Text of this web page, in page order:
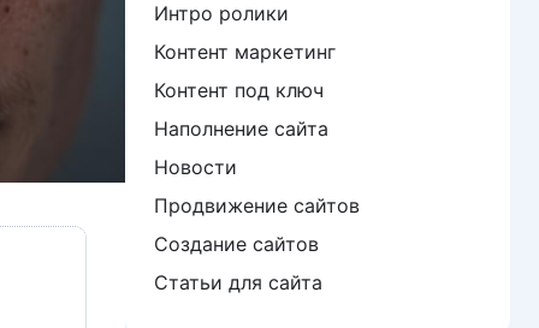
Интро ролики
Контент маркетинг
Контент под ключ
Наполнение сайта
Новости
Продвижение сайтов
Создание сайтов
Статьи для сайта